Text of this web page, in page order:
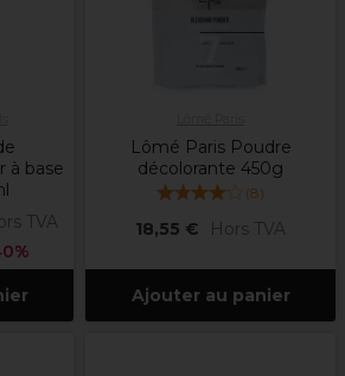
à base
TVA
Lômé Paris Poudre
décolorante 450g
(8)
18,55 € Hors TVA
Ajouter au panier